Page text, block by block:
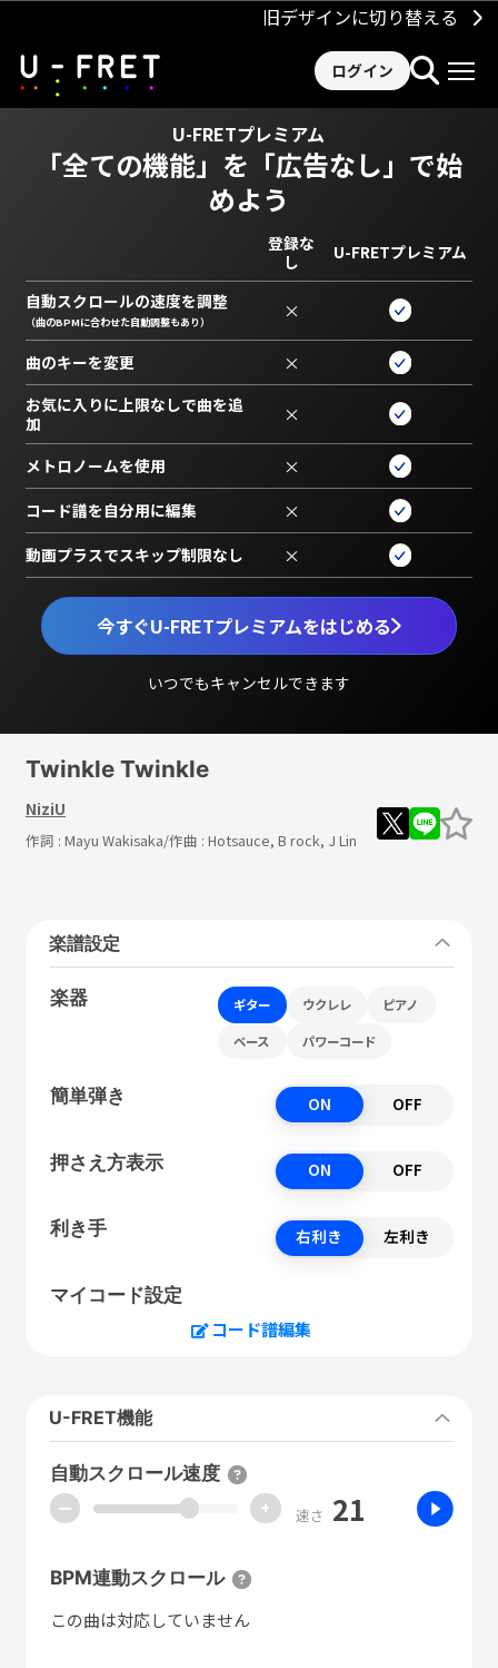
旧デザインに切り替える
ログイン
U-FRETプレミアム
「全ての機能」を 「広告なし」で始
めよう
今すぐU-FRETプレミアムをはじめる
いつでもキャンセルできます
登録な
し
U-FRETプレミアム
自動スクロールの速度を調整
（曲のBPMに合わせた自動調整もあり） ×
曲のキーを変更 ×
お気に入りに上限なしで曲を追
加
×
メトロノームを使用 ×
コード譜を自分用に編集 ×
動画プラスでスキップ制限なし ×
Twinkle Twinkle
NiziU
作詞 : Mayu Wakisaka/作曲 : Hotsauce, B rock, J Lin
楽譜設定
楽器 ギター ウクレレ ピアノ
ベース パワーコード
簡単弾き ON OFF
押さえ方表示 ON OFF
利き手 右利き 左利き
マイコード設定
コード譜編集
U-FRET機能
自動スクロール速度
ー + 速さ 21
BPM連動スクロール
この曲は対応していません